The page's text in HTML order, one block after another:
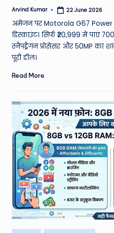
Posted
Arvind Kumar 22 June 2026
अमेजन पर Motorola G67 Power
डिस्काउंट। सिर्फ ₹20,999 में पाएं
स्नैपड्रैगन प्रोसेसर और 50MP का
पूरी डील।
Read More